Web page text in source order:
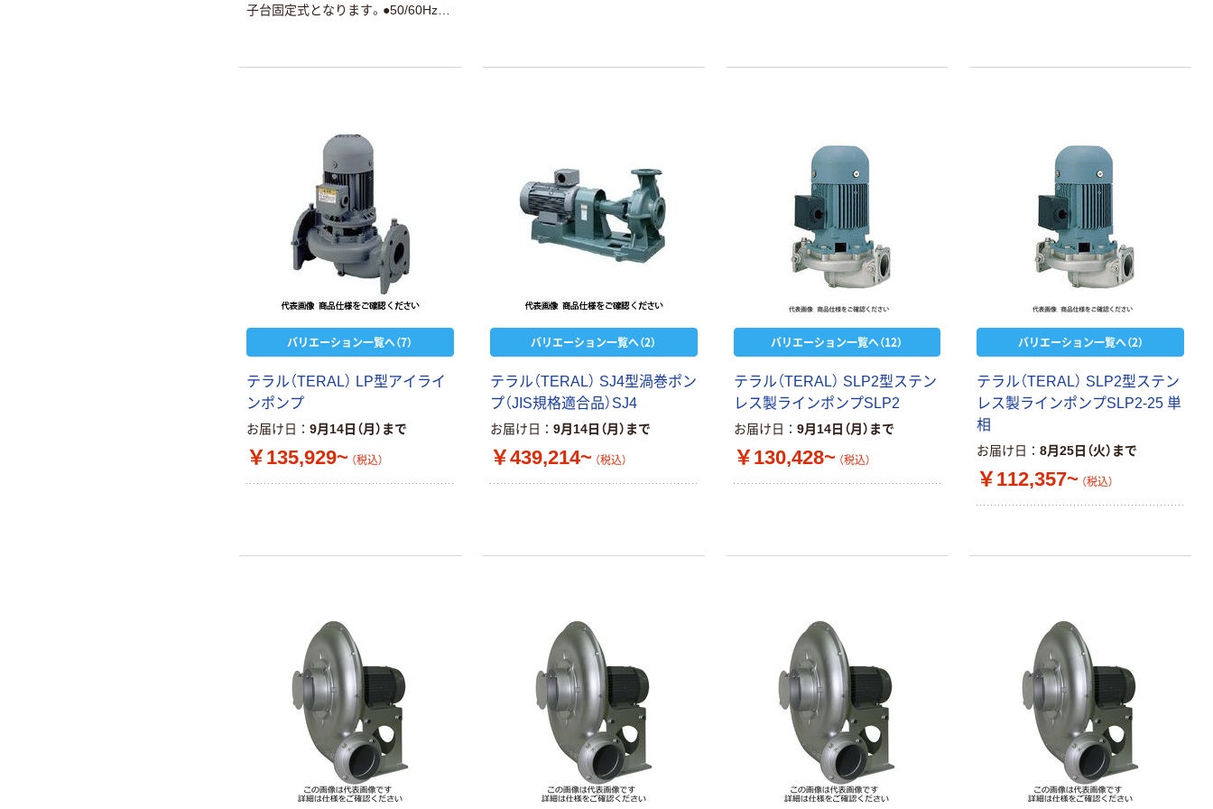
子台固定式となります。●50/60Hz兼
バリエーション一覧へ（7）
テラル（TERAL） LP型アイライ
ンポンプ
お届け日 9月14日（月）まで
￥135,929~ （税込）
バリエーション一覧へ（2）
テラル（TERAL） SJ4型渦巻ポン
プ（JIS規格適合品）SJ4
お届け日 9月14日（月）まで
￥439,214~ （税込）
バリエーション一覧へ（12）
テラル（TERAL） SLP2型ステン
レス製ラインポンプSLP2
お届け日 9月14日（月）まで
￥130,428~ （税込）
バリエーション一覧へ（2）
テラル（TERAL） SLP2型ステン
レス製ラインポンプSLP2-25 単
相
お届け日 8月25日（火）まで
￥112,357~ （税込）